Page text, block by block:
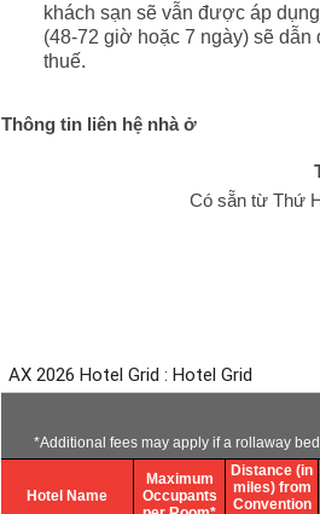
khách sạn sẽ vẫn được áp
(48-72 giờ hoặc 7 ngày) sẽ
thuế.
Thông tin liên hệ nhà ở
Có sẵn từ Thứ